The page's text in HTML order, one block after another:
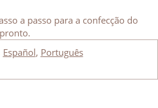
a passo para a confecção do
Español, Português